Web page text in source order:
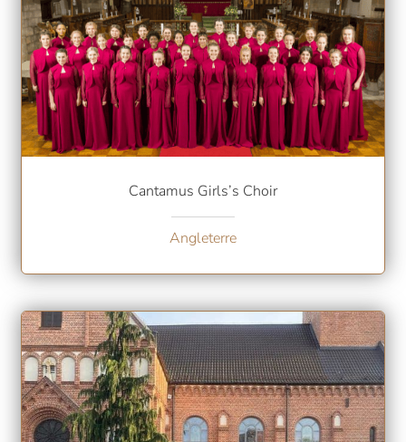
Cantamus Girls’s Choir
Angleterre